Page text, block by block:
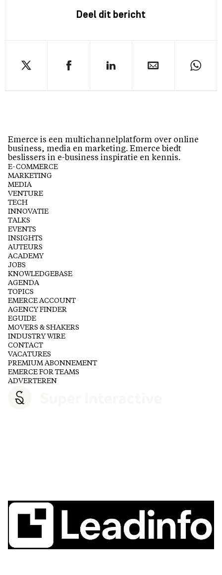
Deel dit bericht
Emerce is een multichannelplatform over online
business, media en marketing. Emerce biedt
beslissers in e-business inspiratie en kennis.
E-COMMERCE
MARKETING
MEDIA
VENTURE
TECH
INNOVATIE
TALKS
EVENTS
INSIGHTS
AUTEURS
ACADEMY
JOBS
KNOWLEDGEBASE
AGENDA
TOPICS
EMERCE ACCOUNT
AGENCY FINDER
EGUIDE
MOVERS & SHAKERS
INDUSTRY WIRE
CONTACT
VACATURES
PREMIUM ABONNEMENT
EMERCE FOR TEAMS
ADVERTEREN